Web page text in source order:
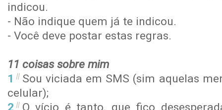
indicou.
- Não indique quem já te indicou.
- Você deve postar estas regras.
11 coisas sobre mim
Sou viciada em SMS (sim aquelas
celular);
O vício é tanto, que fico